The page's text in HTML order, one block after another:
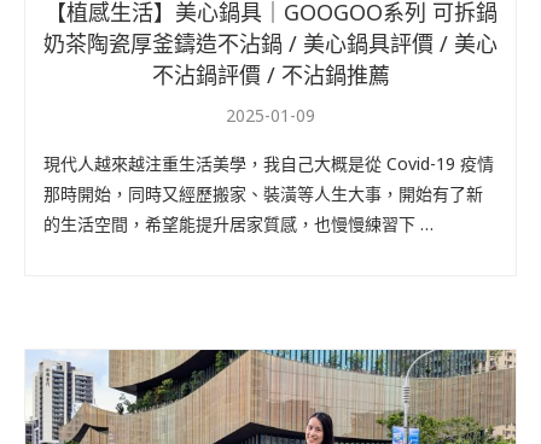
【植感生活】美心鍋具｜GOOGOO系列 可拆鍋
奶茶陶瓷厚釜鑄造不沾鍋 / 美心鍋具評價 / 美心
不沾鍋評價 / 不沾鍋推薦
2025-01-09
現代人越來越注重生活美學，我自己大概是從 Covid-19 疫情
那時開始，同時又經歷搬家、裝潢等人生大事，開始有了新
的生活空間，希望能提升居家質感，也慢慢練習下 …